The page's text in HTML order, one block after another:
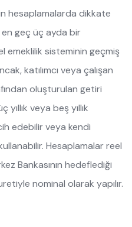
hesaplamalarda dikkate
en geç üç ayda bir
emeklilik sisteminin geçmiş
katılımcı veya çalışan
oluşturulan getiri
yıllık veya beş yıllık
edebilir veya kendi
Hesaplamalar reel
Bankasının hedeflediği
nominal olarak yapılır.